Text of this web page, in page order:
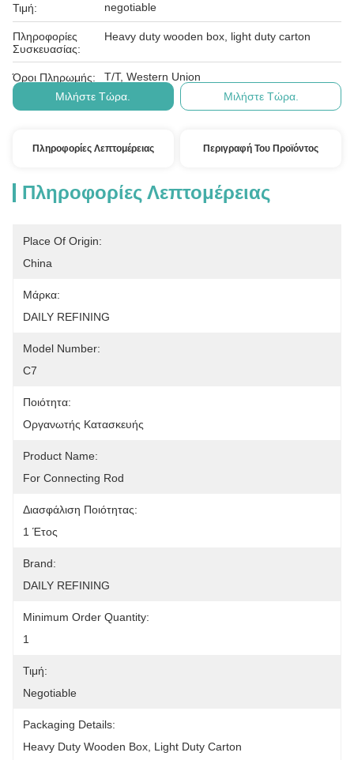
Τιμή: negotiable
Πληροφορίες
Συσκευασίας:
Heavy duty wooden box, light duty carton
Όροι Πληρωμής:
T/T, Western Union
Μιλήστε Τώρα.
Μιλήστε Τώρα.
Πληροφορίες Λεπτομέρειας Περιγραφή Του Προϊόντος
Πληροφορίες Λεπτομέρειας
Place Of Origin:
China
Μάρκα:
DAILY REFINING
Model Number:
C7
Ποιότητα:
Οργανωτής Κατασκευής
Product Name:
For Connecting Rod
Διασφάλιση Ποιότητας:
1 Έτος
Brand:
DAILY REFINING
Minimum Order Quantity:
1
Τιμή:
Negotiable
Packaging Details:
Heavy Duty Wooden Box, Light Duty Carton